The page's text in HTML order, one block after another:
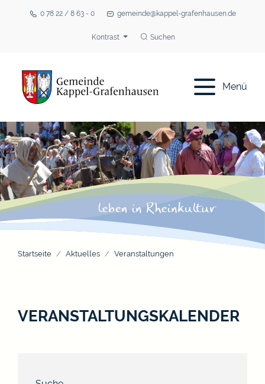
0 78 22 / 8 63 - 0 gemeinde@kappel-grafenhausen.de
Kontrast Suchen
Menü
Startseite Aktuelles Veranstaltungen
VERANSTALTUNGSKALENDER